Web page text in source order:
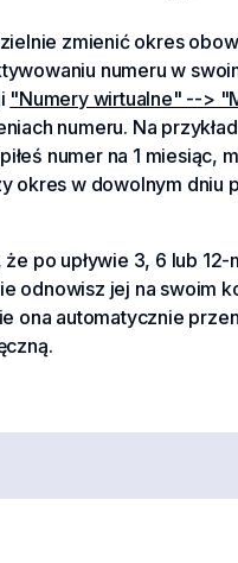
zmienić okres
numeru w
"Numery wirtualne" -->
numeru. Na
numer na 1 miesiąc,
okres w dowolnym dniu
po upływie 3, 6 lub 12-
odnowisz jej na swoim
ona automatycznie